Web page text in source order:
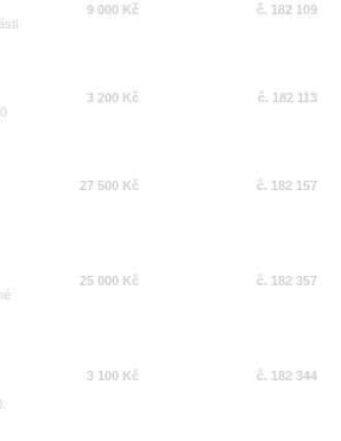
9 000 Kč č. 182 109
3 200 Kč č. 182 113
27 500 Kč č. 182 157
25 000 Kč č. 182 357
3 100 Kč č. 182 344